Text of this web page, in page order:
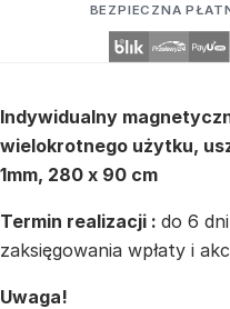
BEZPIECZNA
Indywidualny
wielokrotnego użytku,
1mm, 280 x 90 cm
Termin realizacji : do 6
zaksięgowania wpłaty i
Uwaga!